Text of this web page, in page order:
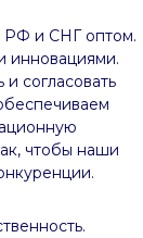
РФ и СНГ оптом.
инновациями.
согласовать
чтобы наши